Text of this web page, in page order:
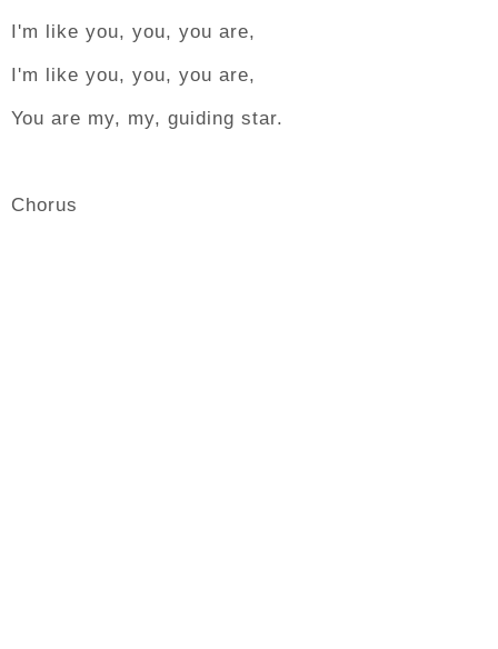
I'm like you, you, you are,
I'm like you, you, you are,
You are my, my, guiding star.
Chorus